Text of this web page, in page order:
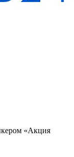
«Акция